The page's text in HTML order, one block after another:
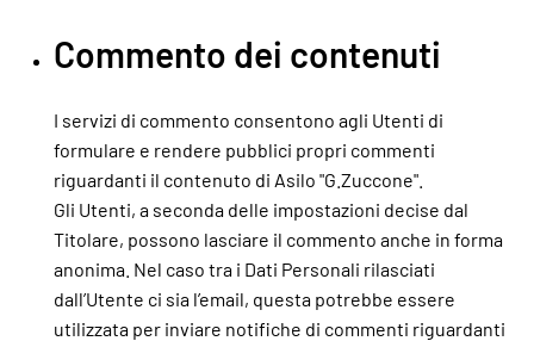
Commento dei contenuti
I servizi di commento consentono agli Utenti di
formulare e rendere pubblici propri commenti
riguardanti il contenuto di Asilo "G.Zuccone".
Gli Utenti, a seconda delle impostazioni decise dal
Titolare, possono lasciare il commento anche in forma
anonima. Nel caso tra i Dati Personali rilasciati
dall’Utente ci sia l’email, questa potrebbe essere
utilizzata per inviare notifiche di commenti riguardanti